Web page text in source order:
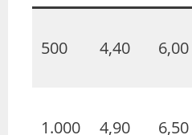
500 4,40 6,00
1.000 4,90 6,50